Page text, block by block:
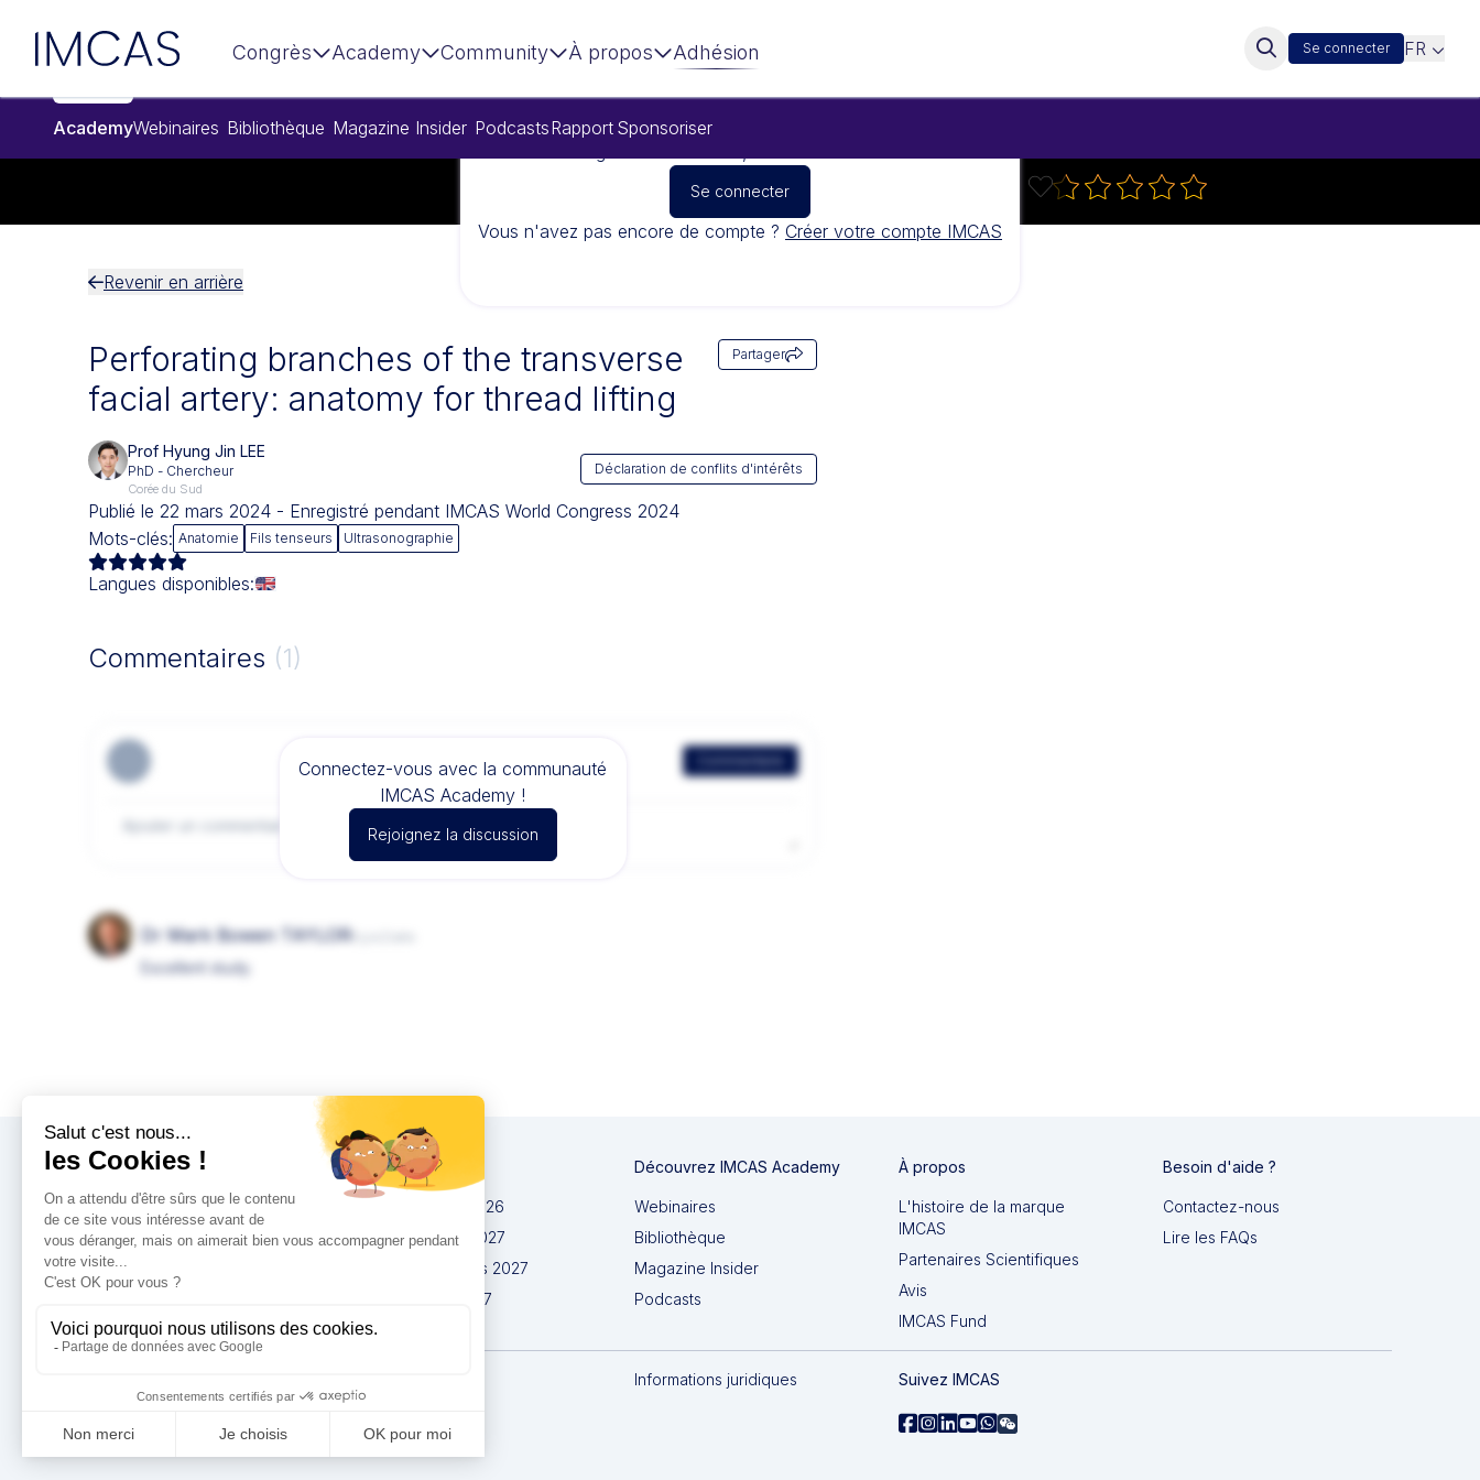
IMCAS
Congrès Academy Community À propos Adhésion Se connecter FR
AcademyWebinaires Bibliothèque Magazine Insider PodcastsRapport Sponsoriser
Se connecter
Vous n'avez pas encore de compte ? Créer votre compte IMCAS
Revenir en arrière
Perforating branches of the transverse
facial artery: anatomy for thread lifting
Partager
Prof Hyung Jin LEE
PhD - Chercheur
Corée du Sud
Déclaration de conflits d'intérêts
Publié le 22 mars 2024 - Enregistré pendant IMCAS World Congress 2024
Mots-clés: Anatomie Fils tenseurs Ultrasonographie
Langues disponibles:
Commentaires (1)
Connectez-vous avec la communauté
IMCAS Academy !
Rejoignez la discussion
Dr Mark Bowen TAYLOR
Excellent study.
Congrès
IMCAS China 2026
IMCAS World 2027
IMCAS Americas 2027
IMCAS Asia 2027
Découvrez IMCAS Academy
Webinaires
Bibliothèque
Magazine Insider
Podcasts
À propos
L'histoire de la marque
IMCAS
Partenaires Scientifiques
Avis
IMCAS Fund
Besoin d'aide ?
Contactez-nous
Lire les FAQs
Informations juridiques Suivez IMCAS